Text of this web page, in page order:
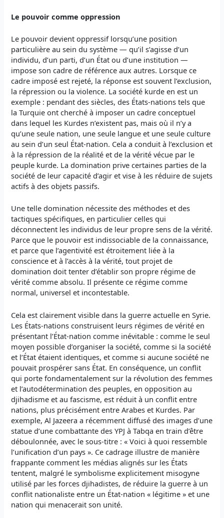
Le pouvoir comme oppression
Le pouvoir devient oppressif lorsqu’une position
particulière au sein du système — qu’il s’agisse d’un
individu, d’un parti, d’un État ou d’une institution —
impose son cadre de référence aux autres. Lorsque ce
cadre imposé est rejeté, la réponse est souvent l’exclusion,
la répression ou la violence. La société kurde en est un
exemple : pendant des siècles, des États-nations tels que
la Turquie ont cherché à imposer un cadre conceptuel
dans lequel les Kurdes n’existent pas, mais où il n’y a
qu’une seule nation, une seule langue et une seule culture
au sein d’un seul État-nation. Cela a conduit à l’exclusion et
à la répression de la réalité et de la vérité vécue par le
peuple kurde. La domination prive certaines parties de la
société de leur capacité d’agir et vise à les réduire de sujets
actifs à des objets passifs.
Une telle domination nécessite des méthodes et des
tactiques spécifiques, en particulier celles qui
déconnectent les individus de leur propre sens de la vérité.
Parce que le pouvoir est indissociable de la connaissance,
et parce que l’agentivité est étroitement liée à la
conscience et à l’accès à la vérité, tout projet de
domination doit tenter d’établir son propre régime de
vérité comme absolu. Il présente ce régime comme
normal, universel et incontestable.
Cela est clairement visible dans la guerre actuelle en Syrie.
Les États-nations construisent leurs régimes de vérité en
présentant l’État-nation comme inévitable : comme le seul
moyen possible d’organiser la société, comme si la société
et l’État étaient identiques, et comme si aucune société ne
pouvait prospérer sans État. En conséquence, un conflit
qui porte fondamentalement sur la révolution des femmes
et l’autodétermination des peuples, en opposition au
djihadisme et au fascisme, est réduit à un conflit entre
nations, plus précisément entre Arabes et Kurdes. Par
exemple, Al Jazeera a récemment diffusé des images d’une
statue d’une combattante des YPJ à Tabqa en train d’être
déboulonnée, avec le sous-titre : « Voici à quoi ressemble
l’unification d’un pays ». Ce cadrage illustre de manière
frappante comment les médias alignés sur les États
tentent, malgré le symbolisme explicitement misogyne
utilisé par les forces djihadistes, de réduire la guerre à un
conflit nationaliste entre un État-nation « légitime » et une
nation qui menacerait son unité.